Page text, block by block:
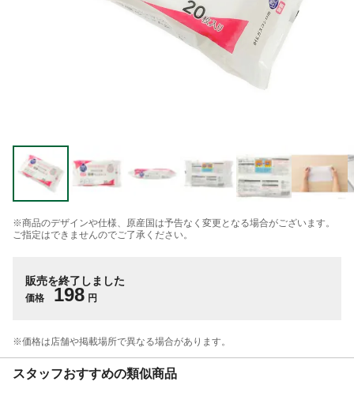
※商品のデザインや仕様、原産国は予告なく変更となる場合がございます。
ご指定はできませんのでご了承ください。
販売を終了しました
価格 198 円
※価格は​店舗や​掲載場所で​異なる​場合が​あります。
スタッフおすすめの類似商品